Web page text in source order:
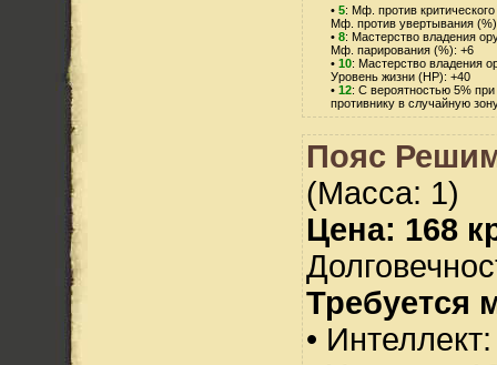
• 5: Мф. против
Мф. против увертывания
• 8: Мастерство владения
Мф. парирования (%): +6
• 10: Мастерство владения
Уровень жизни (HP): +40
• 12: С вероятностью 5%
противнику в случайную
Пояс
(Масса: 1)
Цена: 168
Требуется
•